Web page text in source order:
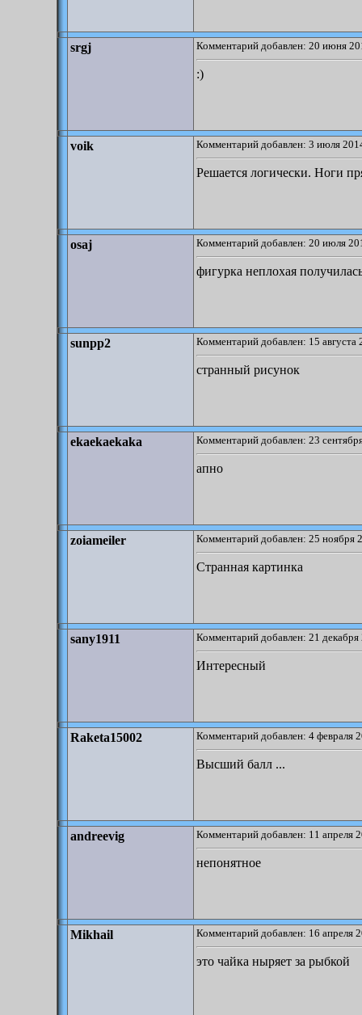
srgj Комментарий добавлен: 20 июня
:)
voik Комментарий добавлен: 3 июля
Решается логически. Ноги
osaj Комментарий добавлен: 20 июля
фигурка неплохая
sunpp2 Комментарий добавлен: 15 августа
странный рисунок
ekaekaekaka Комментарий добавлен: 23
апно
zoiameiler Комментарий добавлен: 25 ноября
Странная картинка
sany1911 Комментарий добавлен: 21
Интересный
Raketa15002 Комментарий добавлен: 4 февраля
Высший балл ...
andreevig Комментарий добавлен: 11 апреля
непонятное
Mikhail Комментарий добавлен: 16 апреля
это чайка ныряет за рыбкой